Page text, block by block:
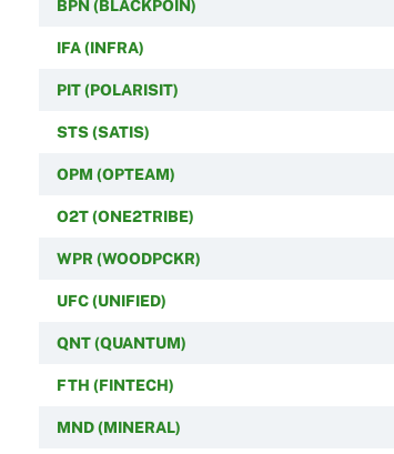
BPN (BLACKPOIN)
IFA (INFRA)
PIT (POLARISIT)
STS (SATIS)
OPM (OPTEAM)
O2T (ONE2TRIBE)
WPR (WOODPCKR)
UFC (UNIFIED)
QNT (QUANTUM)
FTH (FINTECH)
MND (MINERAL)